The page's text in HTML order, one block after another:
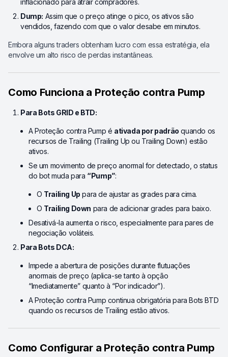
inflacionado para atrair compradores.
Dump: Assim que o preço atinge o pico, os ativos são
vendidos, fazendo com que o valor desabe em minutos.
Embora alguns traders obtenham lucro com essa estratégia, ela
envolve um alto risco de perdas instantâneas.
Como Funciona a Proteção contra Pump
Para Bots GRID e BTD:
A Proteção contra Pump é ativada por padrão quando os
recursos de Trailing (Trailing Up ou Trailing Down) estão
ativos.
Se um movimento de preço anormal for detectado, o status
do bot muda para “Pump”:
O Trailing Up para de ajustar as grades para cima.
O Trailing Down para de adicionar grades para baixo.
Desativá-la aumenta o risco, especialmente para pares de
negociação voláteis.
Para Bots DCA:
Impede a abertura de posições durante flutuações
anormais de preço (aplica-se tanto à opção
“Imediatamente” quanto à “Por indicador”).
A Proteção contra Pump continua obrigatória para Bots BTD
quando os recursos de Trailing estão ativos.
Como Configurar a Proteção contra Pump